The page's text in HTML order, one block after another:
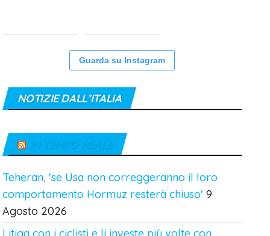
Guarda su Instagram
NOTIZIE DALL’ITALIA
IN TEMPO REALE
Teheran, 'se Usa non correggeranno il loro
comportamento Hormuz resterà chiuso' 9
Agosto 2026